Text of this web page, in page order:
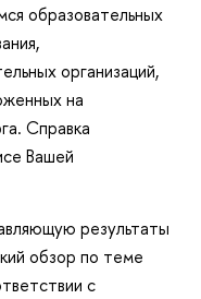
образовательных
организаций,
на
Справка
Вашей
результаты
обзор по теме
с